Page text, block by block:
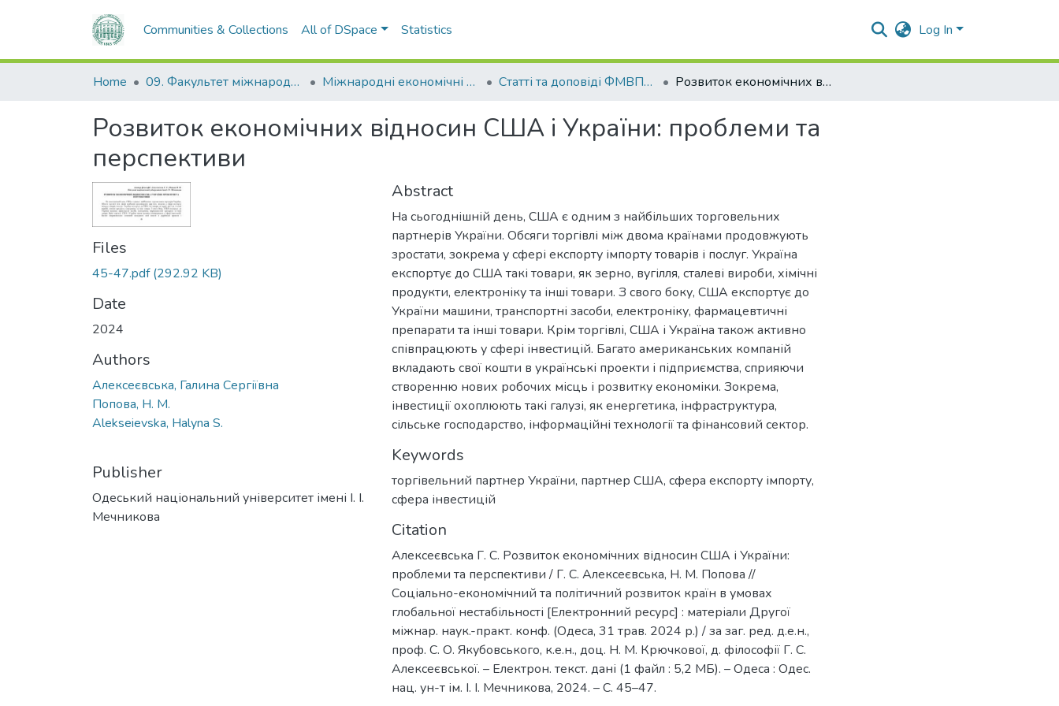
Communities & Collections All of DSpace Statistics Log In
Home 09. Факультет міжнародних відносин, політології та соціології Міжнародні економічні відносини Статті та доповіді ФМВПС (Міжнародні економічні відносини) Розвиток економічних відносин США і України: проблеми та перспективи
Розвиток економічних відносин США і України: проблеми та
перспективи
Files
45-47.pdf(292.92 KB)
Date
2024
Authors
Алексеєвська, Галина Сергіївна
Попова, Н. М.
Alekseievska, Halyna S.
Publisher
Одеський національний університет імені І. І.
Мечникова
Abstract
На сьогоднішній день, США є одним з найбільших торговельних
партнерів України. Обсяги торгівлі між двома країнами продовжують
зростати, зокрема у сфері експорту імпорту товарів і послуг. Україна
експортує до США такі товари, як зерно, вугілля, сталеві вироби, хімічні
продукти, електроніку та інші товари. З свого боку, США експортує до
України машини, транспортні засоби, електроніку, фармацевтичні
препарати та інші товари. Крім торгівлі, США і Україна також активно
співпрацюють у сфері інвестицій. Багато американських компаній
вкладають свої кошти в українські проекти і підприємства, сприяючи
створенню нових робочих місць і розвитку економіки. Зокрема,
інвестиції охоплюють такі галузі, як енергетика, інфраструктура,
сільське господарство, інформаційні технології та фінансовий сектор.
Keywords
торгівельний партнер України, партнер США, сфера експорту імпорту,
сфера інвестицій
Citation
Алексеєвська Г. С. Розвиток економічних відносин США і України:
проблеми та перспективи / Г. С. Алексеєвська, Н. М. Попова //
Соціально-економічний та політичний розвиток країн в умовах
глобальної нестабільності [Електронний ресурс] : матеріали Другої
міжнар. наук.-практ. конф. (Одеса, 31 трав. 2024 р.) / за заг. ред. д.е.н.,
проф. С. О. Якубовського, к.е.н., доц. Н. М. Крючкової, д. філософії Г. С.
Алексеєвської. – Електрон. текст. дані (1 файл : 5,2 МБ). – Одеса : Одес.
нац. ун-т ім. І. І. Мечникова, 2024. – С. 45–47.